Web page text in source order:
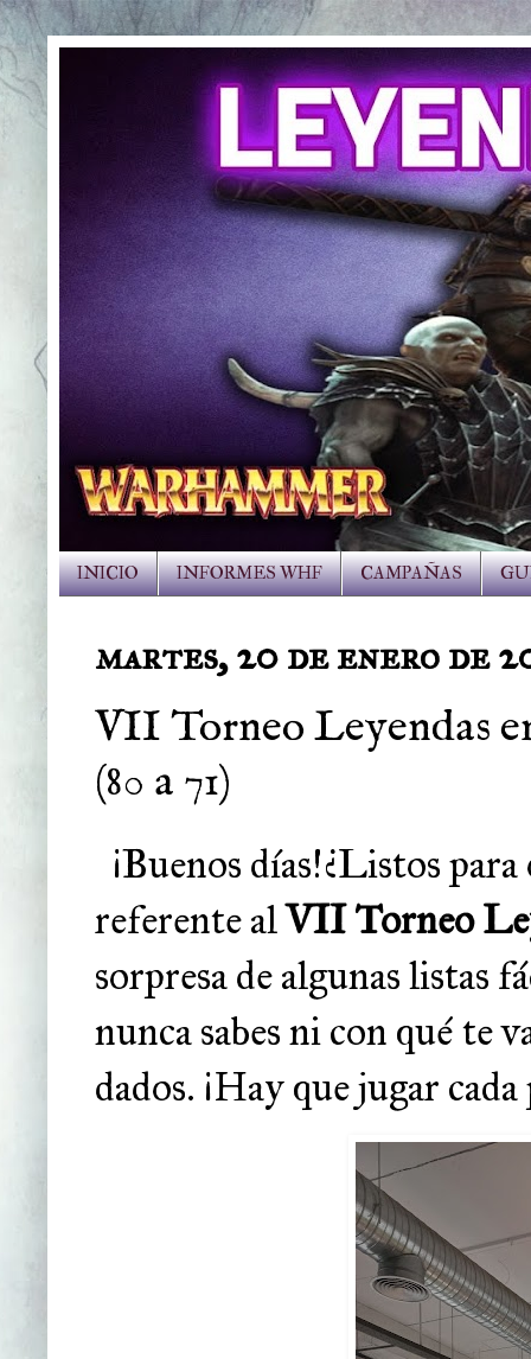
INICIO INFORMES WHF CAMPAÑAS
martes, 20 de enero de
VII Torneo Leyendas
(80 a 71)
¡Buenos días!¿Listos
referente alVII Torneo
sorpresa de algunas listas
nunca sabes ni con qué te
dados. ¡Hay que jugar